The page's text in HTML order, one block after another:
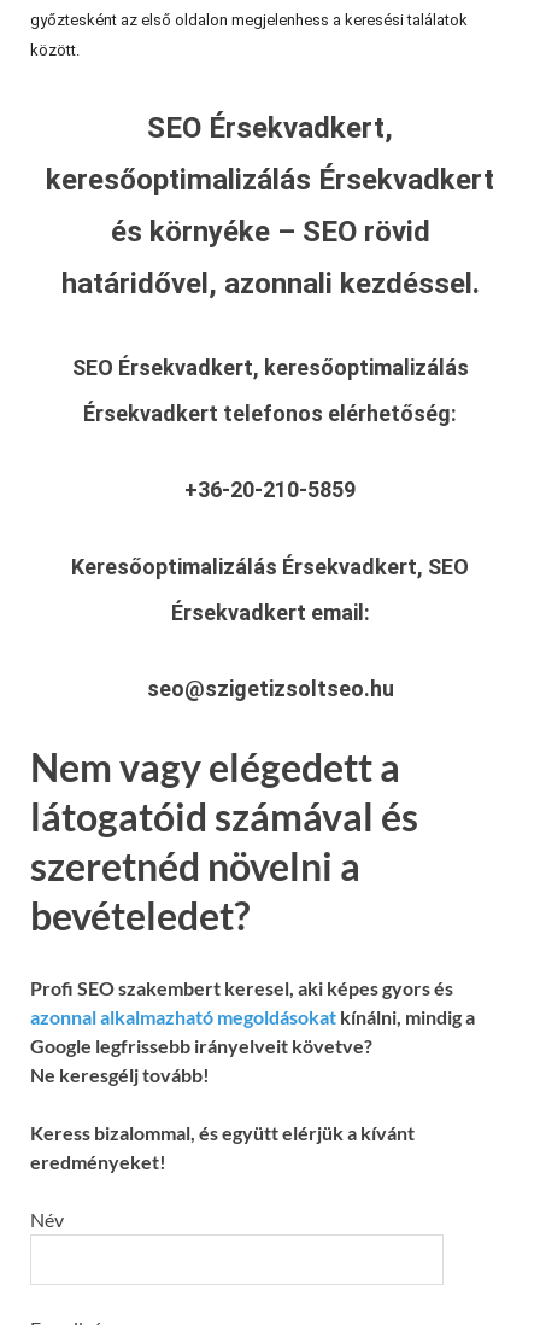
győztesként az első oldalon megjelenhess a keresési találatok
között.
SEO Érsekvadkert,
keresőoptimalizálás Érsekvadkert
és környéke – SEO rövid
határidővel, azonnali kezdéssel.
SEO Érsekvadkert, keresőoptimalizálás
Érsekvadkert telefonos elérhetőség:
+36-20-210-5859
Keresőoptimalizálás Érsekvadkert, SEO
Érsekvadkert email:
seo@szigetizsoltseo.hu
Nem vagy elégedett a
látogatóid számával és
szeretnéd növelni a
bevételedet?
Profi SEO szakembert keresel, aki képes gyors és
azonnal alkalmazható megoldásokat kínálni, mindig a
Google legfrissebb irányelveit követve?
Ne keresgélj tovább!
Keress bizalommal, és együtt elérjük a kívánt
eredményeket!
Név